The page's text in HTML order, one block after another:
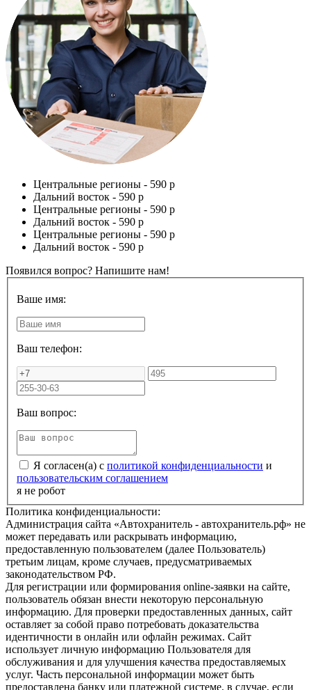
Центральные регионы - 590 р
Дальний восток - 590 р
Центральные регионы - 590 р
Дальний восток - 590 р
Центральные регионы - 590 р
Дальний восток - 590 р
Появился вопрос? Напишите нам!
Ваше имя:
Ваш телефон:
Ваш вопрос:
Я согласен(а) с политикой конфиденциальности и
пользовательским соглашением
я не робот
Политика конфиденциальности:
Администрация сайта «Автохранитель - автохранитель.рф» не
может передавать или раскрывать информацию,
предоставленную пользователем (далее Пользователь)
третьим лицам, кроме случаев, предусматриваемых
законодательством РФ.
Для регистрации или формирования online-заявки на сайте,
пользователь обязан внести некоторую персональную
информацию. Для проверки предоставленных данных, сайт
оставляет за собой право потребовать доказательства
идентичности в онлайн или офлайн режимах. Сайт
использует личную информацию Пользователя для
обслуживания и для улучшения качества предоставляемых
услуг. Часть персональной информации может быть
предоставлена банку или платежной системе, в случае, если